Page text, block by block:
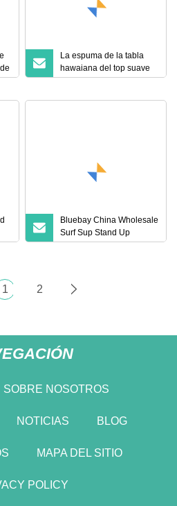
La espuma de la tabla
hawaiana del top suave
de la venta al por mayor
Bluebay China Wholesale
Surf Sup Stand Up
Paddle Board con
1 2
SOBRE NOSOTROS
NOTICIAS BLOG
MAPA DEL SITIO
POLICY